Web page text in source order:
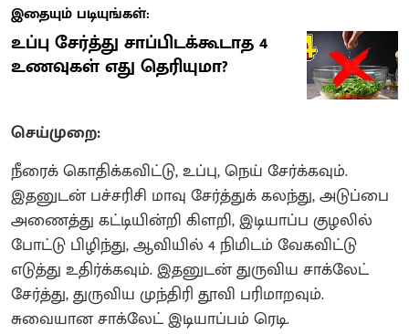
இதையும் படியுங்கள்:
உப்பு சேர்த்து சாப்பிடக்கூடாத 4
உணவுகள் எது தெரியுமா?
செய்முறை:
நீரைக் கொதிக்கவிட்டு, உப்பு, நெய் சேர்க்கவும்.
இதனுடன் பச்சரிசி மாவு சேர்த்துக் கலந்து, அடுப்பை
அணைத்து கட்டியின்றி கிளறி, இடியாப்ப குழலில்
போட்டு பிழிந்து, ஆவியில் 4 நிமிடம் வேகவிட்டு
எடுத்து உதிர்க்கவும். இதனுடன் துருவிய சாக்லேட்
சேர்த்து, துருவிய முந்திரி தூவி பரிமாறவும்.
சுவையான சாக்லேட் இடியாப்பம் ரெடி.